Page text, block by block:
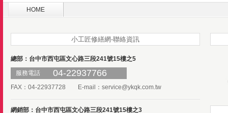
HOME
小工匠修繕網-聯絡資訊
總部：台中市西屯區文心路三段241號15樓之5
服務電話
04-22937766
FAX：04-22937728 E-mail： service@ykqk.com.tw
網銷部：台中市西屯區文心路三段241號15樓之3